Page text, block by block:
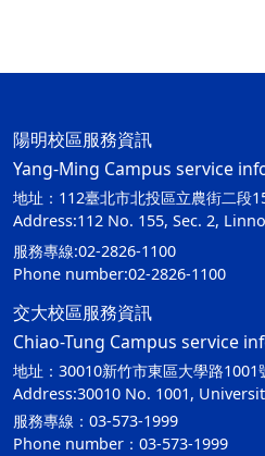
陽明校區服務資訊
Yang-Ming Campus service
地址：112臺北市北投區立農街二段
Address:112 No. 155, Sec. 2,
服務專線:02-2826-1100
Phone number:02-2826-1100
交大校區服務資訊
Chiao-Tung Campus service
地址：30010新竹市東區大學路1001
Address:30010 No. 1001,
服務專線：03-573-1999
Phone number：03-573-1999